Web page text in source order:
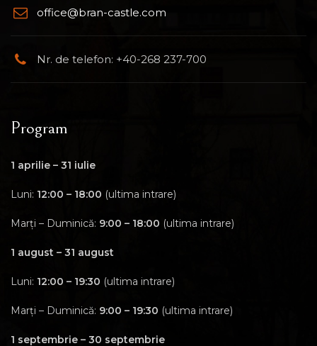
office@bran-castle.com
Nr. de telefon: +40-268 237-700
Program
1 aprilie – 31 iulie
Luni: 12:00 – 18:00 (ultima intrare)
Marți – Duminică: 9:00 – 18:00 (ultima intrare)
1 august – 31 august
Luni: 12:00 – 19:30 (ultima intrare)
Marți – Duminică: 9:00 – 19:30 (ultima intrare)
1 septembrie – 30 septembrie